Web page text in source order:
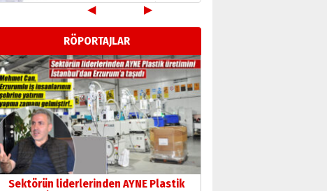
28 Temmuz 2026 Salı
Ahmet Gökhan YAZICI
Ahmed Yesevi’den bir
Alperen… ”Reisimiz” idi…
Hakka yürüdü.!
26 Mart 2026 Perşembe
Cem Bakırcı
Ardında bıraktığı hatıralarıyla
gönül adamı Faruk Terzioğlu!
13 Mayıs 2026 Çarşamba
Esat BİNDESEN
Başkan Sekmen’den Erzurum’a
bir vizyon proje daha!
◀ ▶
RÖPORTAJLAR
Sektörün liderlerinden AYNE Plastik